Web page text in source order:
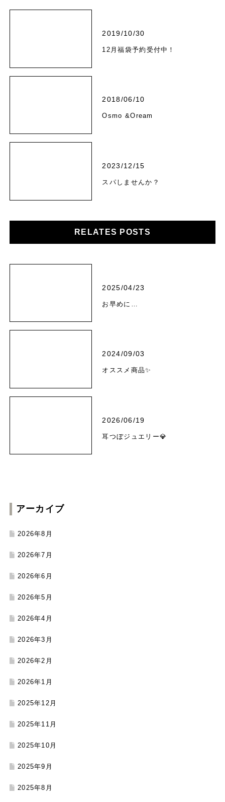
2019/10/30
12月福袋予約受付中！
2018/06/10
Osmo &Oream
2023/12/15
スパしませんか？
RELATES POSTS
2025/04/23
お早めに…
2024/09/03
オススメ商品✨
2026/06/19
耳つぼジュエリー💎
アーカイブ
2026年8月
2026年7月
2026年6月
2026年5月
2026年4月
2026年3月
2026年2月
2026年1月
2025年12月
2025年11月
2025年10月
2025年9月
2025年8月